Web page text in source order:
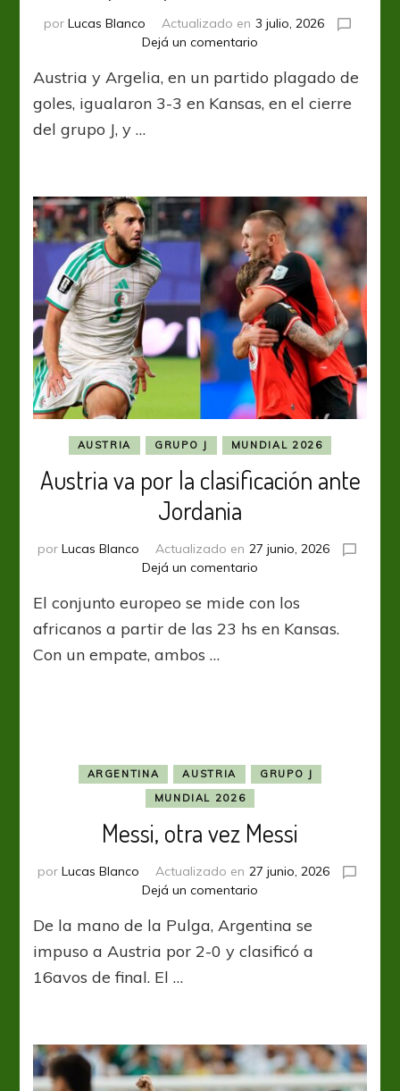
por Lucas Blanco Actualizado en 3 julio, 2026
Dejá un comentario
empate
que
le
Austria y Argelia, en un partido plagado de
goles, igualaron 3-3 en Kansas, en el cierre
del grupo J, y …
AUSTRIA GRUPO J MUNDIAL 2026
Austria va por la clasificación ante
Jordania
por Lucas Blanco Actualizado en 27 junio, 2026
Dejá un comentario
va
por
El conjunto europeo se mide con los
africanos a partir de las 23 hs en Kansas.
Con un empate, ambos …
ARGENTINA AUSTRIA
GRUPO J
MUNDIAL 2026
Messi, otra vez Messi
por Lucas Blanco Actualizado en 27 junio, 2026
Dejá un comentario
otra
vez
De la mano de la Pulga, Argentina se
impuso a Austria por 2-0 y clasificó a
16avos de final. El …